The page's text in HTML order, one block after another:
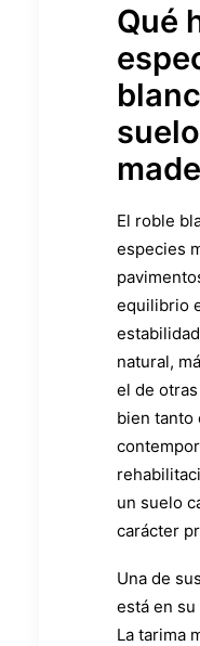
Qué
El roble
especies
equilibrio
natural,
el de
bien tanto
un suelo
carácter
Una de
está en
La tarima